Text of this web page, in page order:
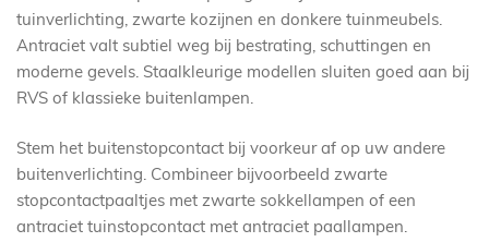
tuinverlichting, zwarte kozijnen en donkere tuinmeubels.
Antraciet valt subtiel weg bij bestrating, schuttingen en
moderne gevels. Staalkleurige modellen sluiten goed aan bij
RVS of klassieke buitenlampen.
Stem het buitenstopcontact bij voorkeur af op uw andere
buitenverlichting. Combineer bijvoorbeeld zwarte
stopcontactpaaltjes met zwarte sokkellampen of een
antraciet tuinstopcontact met antraciet paallampen.